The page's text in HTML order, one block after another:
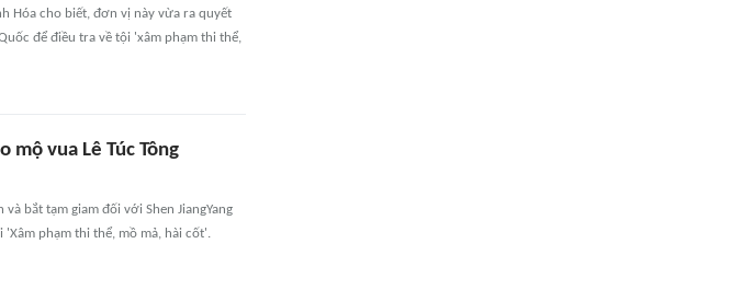
Hóa cho biết, đơn vị này vừa ra quyết
để điều tra về tội 'xâm phạm thi thể,
vua Lê Túc Tông
bắt tạm giam đối với Shen JiangYang
'Xâm phạm thi thể, mồ mả, hài cốt'.